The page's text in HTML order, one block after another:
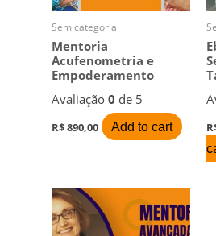
Sem categoria
Mentoria
Acufenometria e
Empoderamento
Avaliação 0 de 5
R$890,00 Add to cart